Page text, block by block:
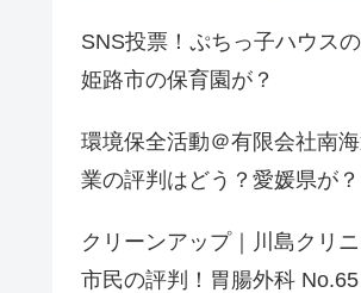
SNS投票！ぷちっ子ハウスの
姫路市の保育園が？
環境保全活動＠有限会社南
業の評判はどう？愛媛県が？
クリーンアップ｜川島クリ
市民の評判！胃腸外科 No.65